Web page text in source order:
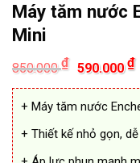
Máy tăm nước
Mini
850.000₫
Giá
gốc
là:
850.000 ₫.
590.000₫
+ Máy tăm nước
+ Thiết kế nhỏ gọn,